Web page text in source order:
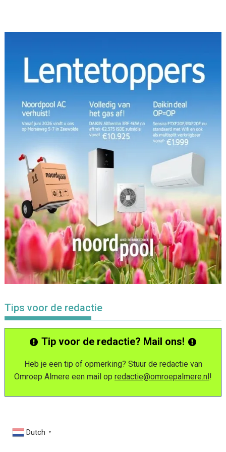
Tips voor de redactie
Tip voor de redactie? Mail ons!
Heb je een tip of opmerking? Stuur de redactie van
Omroep Almere een mail op redactie@omroepalmere.nl!
Dutch ▼